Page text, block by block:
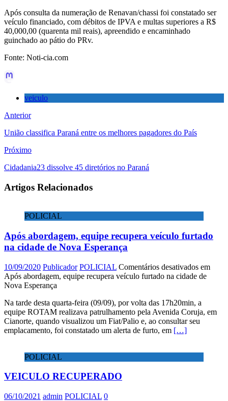
Após consulta da numeração de Renavan/chassi foi constatado ser
veículo financiado, com débitos de IPVA e multas superiores a R$
40,000,00 (quarenta mil reais), apreendido e encaminhado
guinchado ao pátio do PRv.
Fonte: Noti-cia.com
veiculo
Anterior
União classifica Paraná entre os melhores pagadores do País
Próximo
Cidadania23 dissolve 45 diretórios no Paraná
Artigos Relacionados
POLICIAL
Após abordagem, equipe recupera veículo furtado
na cidade de Nova Esperança
10/09/2020 Publicador POLICIAL Comentários desativados em
Após abordagem, equipe recupera veículo furtado na cidade de
Nova Esperança
Na tarde desta quarta-feira (09/09), por volta das 17h20min, a
equipe ROTAM realizava patrulhamento pela Avenida Coruja, em
Cianorte, quando visualizou um Fiat/Palio e, ao consultar seu
emplacamento, foi constatado um alerta de furto, em […]
POLICIAL
VEICULO RECUPERADO
06/10/2021 admin POLICIAL 0